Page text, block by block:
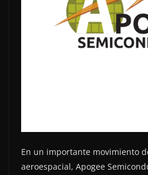
En un importante movimiento
aeroespacial, Apogee